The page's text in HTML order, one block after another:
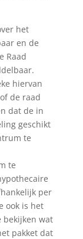
het
en de
Raad
hiervan
de raad
dat de in
geschikt
te
te
per
ook is het
bekijken wat
pakket dat